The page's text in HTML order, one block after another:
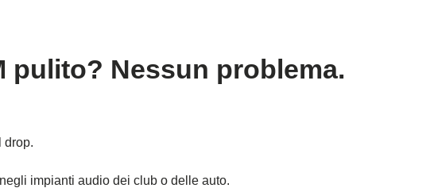
pulito? Nessun problema.
drop.
impianti audio dei club o delle auto.